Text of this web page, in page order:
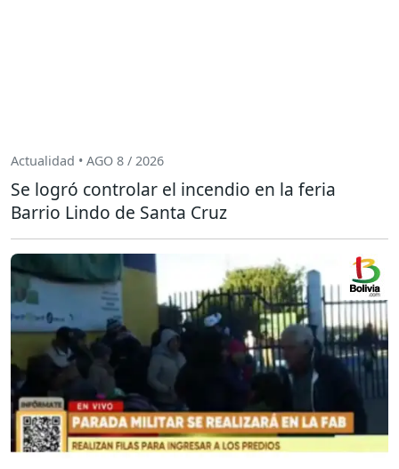
Actualidad • AGO 8 / 2026
Se logró controlar el incendio en la feria
Barrio Lindo de Santa Cruz